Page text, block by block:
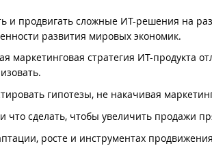
и продвигать сложные ИТ-решения на
развития мировых экономик.
маркетинговая стратегия ИТ-продукта
гипотезы, не накачивая
что сделать, чтобы увеличить продажи
росте и инструментах